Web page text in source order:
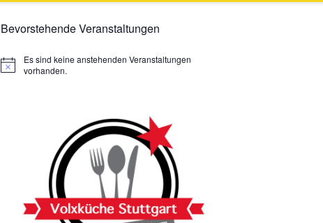
Bevorstehende Veranstaltungen
Hinweis
Es sind keine anstehenden Veranstaltungen
vorhanden.